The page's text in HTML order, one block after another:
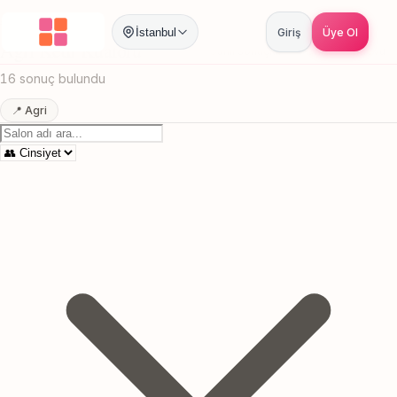
İstanbul Giriş Üye Ol
Anasayfa / Kedi Kuaforu
Agri Kedi Kuaforu
16 sonuç bulundu
📍 Agri
Canlı sonuçlar Online randevu